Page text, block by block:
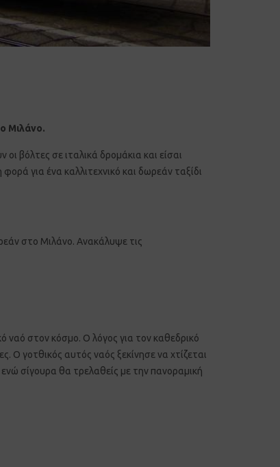
Μιλάνο.
οι βόλτες σε ιταλικά δρομάκια και είσαι
για ένα καλλιτεχνικό και δωρεάν ταξίδι
στο Μιλάνο. Ανακάλυψε τις
ναό στον κόσμο. Ο λόγος για τον καθεδρικό
Ο γοτθικός αυτός ναός ξεκίνησε να χτίζεται
σίγουρα θα τρελαθείς με την πανοραμική